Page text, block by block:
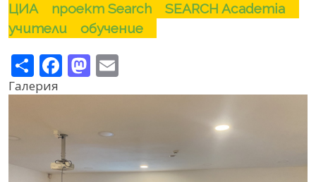
ЦИА проект Search
SEARCH Academia
учители
обучение
ShareFacebook
Mastodon
Галерия